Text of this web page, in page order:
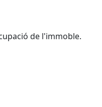
de l'immoble.